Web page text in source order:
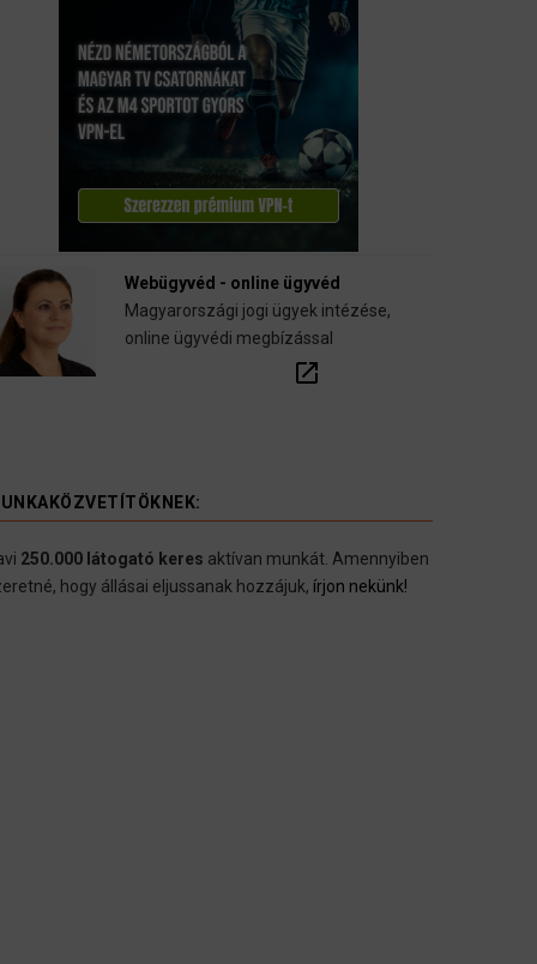
Webügyvéd - online ügyvéd
Magyarországi jogi ügyek intézése,
online ügyvédi megbízással
open_in_new
250.000 látogató keres aktívan munkát. Amennyiben
hogy állásai eljussanak hozzájuk, írjon nekünk!